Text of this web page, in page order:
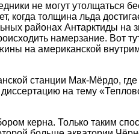
не могут утолщаться
когда толщина льда
районах Антарктиды на
намерзание. Вот
на американской
станции Мак-Мёрдо, где
на тему
керна. Только таким